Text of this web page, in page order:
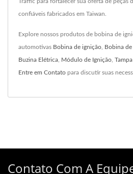
confiáveis fabricados em Taiwan.
Explore nossos produtos de bobina de
automotivas Bobina de ignição Bobina
Buzina Elétrica Módulo de Ignição
Entre em Contato para discutir suas
Contato Com A